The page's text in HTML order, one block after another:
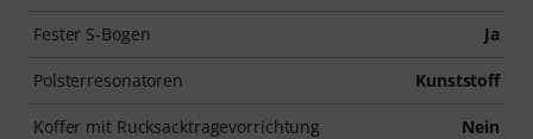
Fester S-Bogen Ja
Polsterresonatoren Kunststoff
Koffer mit Rucksacktragevorrichtung Nein